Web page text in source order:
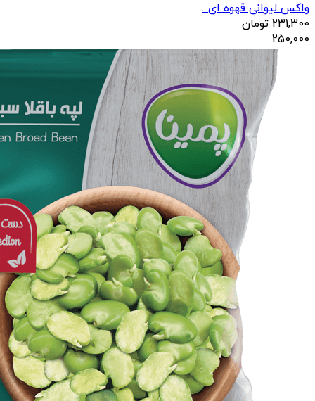
واکس لیوانی قهوه ای...
231,300 تومان
250,000